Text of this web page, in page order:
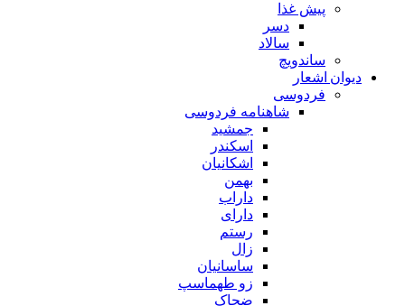
پیش غذا
دسر
سالاد
ساندویچ
دیوان اشعار
فردوسی
شاهنامه فردوسی
جمشید
اسکندر
اشکانیان
بهمن
داراب
دارای
رستم
زال
ساسانیان
زو طهماسپ‏
ضحاک